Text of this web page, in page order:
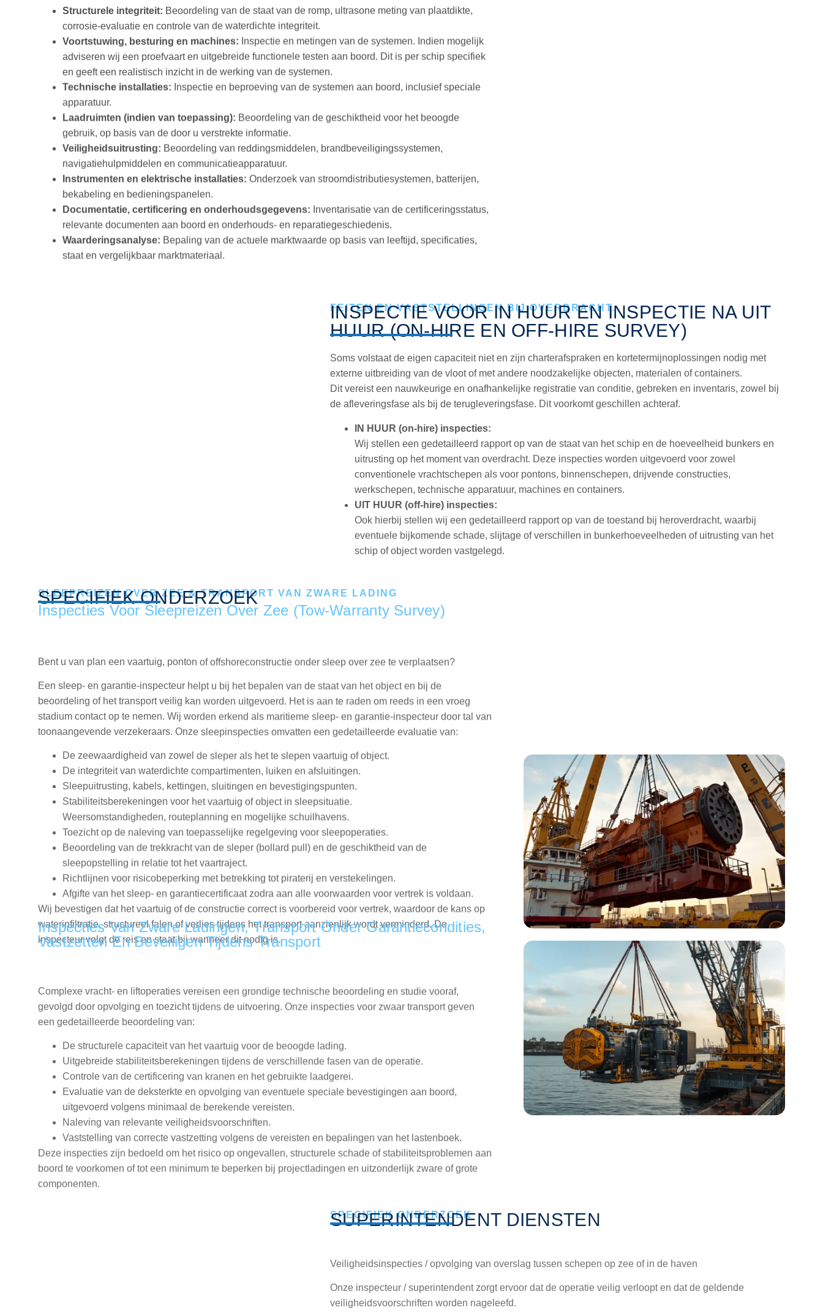
Structurele integriteit: Beoordeling van de staat van de romp, ultrasone meting van plaatdikte,
corrosie‑evaluatie en controle van de waterdichte integriteit.
Voortstuwing, besturing en machines: Inspectie en metingen van de systemen. Indien mogelijk
adviseren wij een proefvaart en uitgebreide functionele testen aan boord. Dit is per schip specifiek
en geeft een realistisch inzicht in de werking van de systemen.
Technische installaties: Inspectie en beproeving van de systemen aan boord, inclusief speciale
apparatuur.
Laadruimten (indien van toepassing): Beoordeling van de geschiktheid voor het beoogde
gebruik, op basis van de door u verstrekte informatie.
Veiligheidsuitrusting: Beoordeling van reddingsmiddelen, brandbeveiligingssystemen,
navigatiehulpmiddelen en communicatieapparatuur.
Instrumenten en elektrische installaties: Onderzoek van stroomdistributiesystemen, batterijen,
bekabeling en bedieningspanelen.
Documentatie, certificering en onderhoudsgegevens: Inventarisatie van de certificeringsstatus,
relevante documenten aan boord en onderhouds‑ en reparatiegeschiedenis.
Waarderingsanalyse: Bepaling van de actuele marktwaarde op basis van leeftijd, specificaties,
staat en vergelijkbaar marktmateriaal.
FEITEN EN VASTSTELLINGEN BIJ OVERDRACHT.
INSPECTIE VOOR IN HUUR EN INSPECTIE NA UIT
HUUR (ON-HIRE EN OFF-HIRE SURVEY)
Soms volstaat de eigen capaciteit niet en zijn charterafspraken en kortetermijnoplossingen nodig met
externe uitbreiding van de vloot of met andere noodzakelijke objecten, materialen of containers.
Dit vereist een nauwkeurige en onafhankelijke registratie van conditie, gebreken en inventaris, zowel bij
de afleveringsfase als bij de terugleveringsfase. Dit voorkomt geschillen achteraf.
Wij stellen een gedetailleerd rapport op van de staat van het schip en de hoeveelheid bunkers en
uitrusting op het moment van overdracht. Deze inspecties worden uitgevoerd voor zowel
conventionele vrachtschepen als voor pontons, binnenschepen, drijvende constructies,
werkschepen, technische apparatuur, machines en containers.
UIT HUUR (off-hire) inspecties:
Ook hierbij stellen wij een gedetailleerd rapport op van de toestand bij heroverdracht, waarbij
eventuele bijkomende schade, slijtage of verschillen in bunkerhoeveelheden of uitrusting van het
schip of object worden vastgelegd.
SLEEPREIZEN OVER ZEE & TRANSPORT VAN ZWARE LADING
SPECIFIEK ONDERZOEK
Inspecties Voor Sleepreizen Over Zee (Tow-Warranty Survey)
beoordeling of het transport veilig kan worden uitgevoerd. Het is aan te raden om reeds in een vroeg
stadium contact op te nemen. Wij worden erkend als maritieme sleep‑ en garantie‑inspecteur door tal van
toonaangevende verzekeraars. Onze sleepinspecties omvatten een gedetailleerde evaluatie van:
De zeewaardigheid van zowel de sleper als het te slepen vaartuig of object.
De integriteit van waterdichte compartimenten, luiken en afsluitingen.
Sleepuitrusting, kabels, kettingen, sluitingen en bevestigingspunten.
Stabiliteitsberekeningen voor het vaartuig of object in sleepsituatie.
Weersomstandigheden, routeplanning en mogelijke schuilhavens.
Toezicht op de naleving van toepasselijke regelgeving voor sleepoperaties.
Beoordeling van de trekkracht van de sleper (bollard pull) en de geschiktheid van de
sleepopstelling in relatie tot het vaartraject.
Richtlijnen voor risicobeperking met betrekking tot piraterij en verstekelingen.
Afgifte van het sleep‑ en garantiecertificaat zodra aan alle voorwaarden voor vertrek is voldaan.
Wij bevestigen dat het vaartuig of de constructie correct is voorbereid voor vertrek, waardoor de kans op
waterinfiltratie, structureel falen of verlies tijdens het transport aanzienlijk wordt verminderd. De
inspecteur volgt de reis en staat bij wanneer dit nodig is.
Inspecties Van Zware Ladingen, Transport Onder Garantiecondities,
Vastzetten En Beveiligen Tijdens Transport
een gedetailleerde beoordeling van:
De structurele capaciteit van het vaartuig voor de beoogde lading.
Uitgebreide stabiliteitsberekeningen tijdens de verschillende fasen van de operatie.
Controle van de certificering van kranen en het gebruikte laadgerei.
Evaluatie van de deksterkte en opvolging van eventuele speciale bevestigingen aan boord,
uitgevoerd volgens minimaal de berekende vereisten.
Naleving van relevante veiligheidsvoorschriften.
Vaststelling van correcte vastzetting volgens de vereisten en bepalingen van het lastenboek.
Deze inspecties zijn bedoeld om het risico op ongevallen, structurele schade of stabiliteitsproblemen aan
boord te voorkomen of tot een minimum te beperken bij projectladingen en uitzonderlijk zware of grote
componenten.
SPECIFIEK ONDERZOEK
SUPERINTENDENT DIENSTEN
veiligheidsvoorschriften worden nageleefd.
Dit kan betrekking hebben op het overbrengen van speciale objecten, vloeibare en niet‑vloeibare lading,